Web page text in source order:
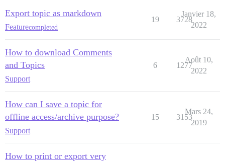
Export topic as markdown
Featurecompleted
19 3728
Janvier 18,
2022
How to download Comments
and Topics
Support
6 1277
Août 10,
2022
How can I save a topic for
offline access/archive purpose?
Support
15 3153
Mars 24,
2019
How to print or export very